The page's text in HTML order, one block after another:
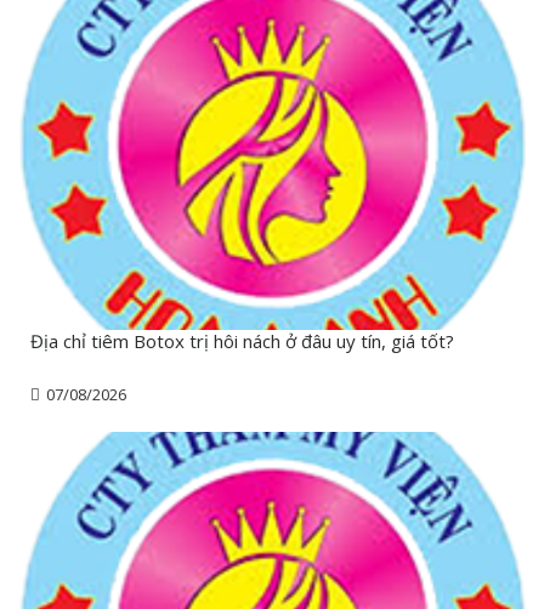
Địa chỉ tiêm Botox trị hôi nách ở đâu uy tín, giá tốt?
07/08/2026